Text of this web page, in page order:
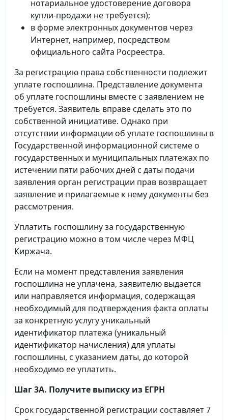
нотариальное удостоверение договора
купли-продажи не требуется);
в форме электронных документов через
Интернет, например, посредством
официального сайта Росреестра.
За регистрацию права собственности подлежит
уплате госпошлина. Представление документа
об уплате госпошлины вместе с заявлением не
требуется. Заявитель вправе сделать это по
собственной инициативе. Однако при
отсутствии информации об уплате госпошлины в
Государственной информационной системе о
государственных и муниципальных платежах по
истечении пяти рабочих дней с даты подачи
заявления орган регистрации прав возвращает
заявление и прилагаемые к нему документы без
рассмотрения.
Уплатить госпошлину за государственную
регистрацию можно в том числе через МФЦ
Киржача.
Если на момент представления заявления
госпошлина не уплачена, заявителю выдается
или направляется информация, содержащая
необходимый для подтверждения факта оплаты
за конкретную услугу уникальный
идентификатор платежа (уникальный
идентификатор начисления) для уплаты
госпошлины, с указанием даты, до которой
необходимо ее уплатить.
Шаг 3А. Получите выписку из ЕГРН
Срок государственной регистрации составляет 7